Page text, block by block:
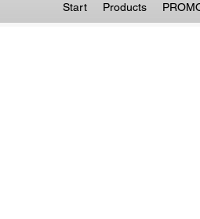
Start Products